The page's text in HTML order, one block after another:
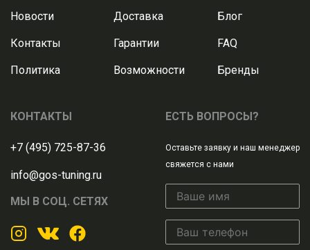
Новости
Контакты
Политика
Доставка
Гарантии
Возможности
Блог
FAQ
Бренды
КОНТАКТЫ
+7 (495) 725-87-36
info@gos-tuning.ru
МЫ В СОЦ. СЕТЯХ
ЕСТЬ ВОПРОСЫ?
Оставьте заявку и наш менеджер
свяжется с нами